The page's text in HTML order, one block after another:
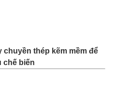
chuyền thép kẽm mềm để
chế biến